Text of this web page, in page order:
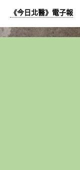
《今日北醫》電子報